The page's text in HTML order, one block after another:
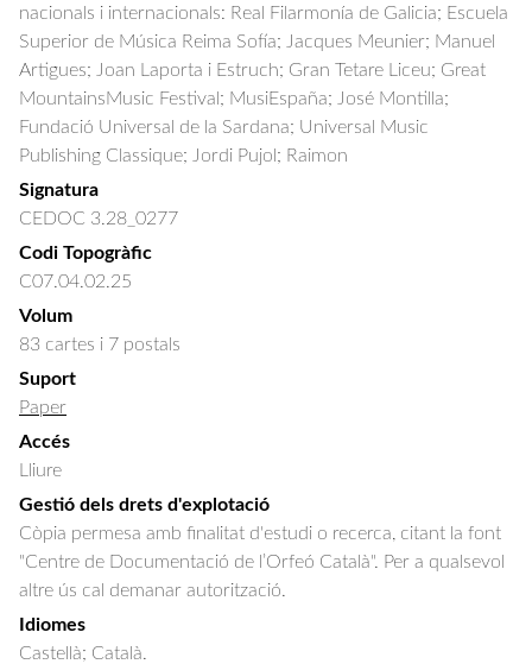
nacionals i internacionals: Real Filarmonía de Galicia; Escuela
Superior de Música Reima Sofía; Jacques Meunier; Manuel
Artigues; Joan Laporta i Estruch; Gran Tetare Liceu; Great
MountainsMusic Festival; MusiEspaña; José Montilla;
Fundació Universal de la Sardana; Universal Music
Publishing Classique; Jordi Pujol; Raimon
Signatura
CEDOC 3.28_0277
Codi Topogràfic
C07.04.02.25
Volum
83 cartes i 7 postals
Suport
Paper
Accés
Lliure
Gestió dels drets d'explotació
Còpia permesa amb finalitat d'estudi o recerca, citant la font
"Centre de Documentació de l’Orfeó Català". Per a qualsevol
altre ús cal demanar autorització.
Idiomes
Castellà; Català.